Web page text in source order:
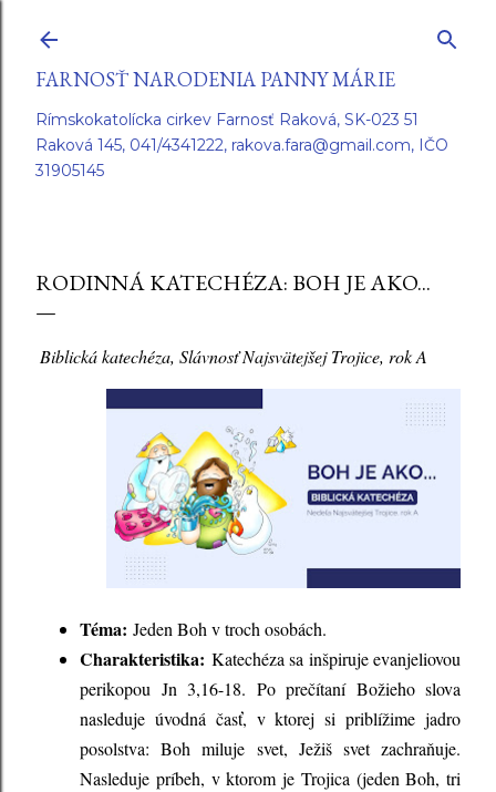
FARNOSŤ NARODENIA PANNY MÁRIE
Rímskokatolícka cirkev Farnosť Raková, SK-023 51
Raková 145, 041/4341222, rakova.fara@gmail.com, IČO
31905145
RODINNÁ KATECHÉZA: BOH JE AKO...
Biblická katechéza, Slávnosť Najsvätejšej Trojice, rok A
Téma: Jeden Boh v troch osobách.
Charakteristika: Katechéza sa inšpiruje evanjeliovou
perikopou Jn 3,16-18. Po prečítaní Božieho slova
nasleduje úvodná časť, v ktorej si priblížime jadro
posolstva: Boh miluje svet, Ježiš svet zachraňuje.
Nasleduje príbeh, v ktorom je Trojica (jeden Boh, tri